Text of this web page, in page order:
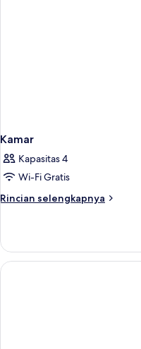
Kamar
Kapasitas 4
Wi-Fi Gratis
Rincian selengkapnya
Rincian
Kamar